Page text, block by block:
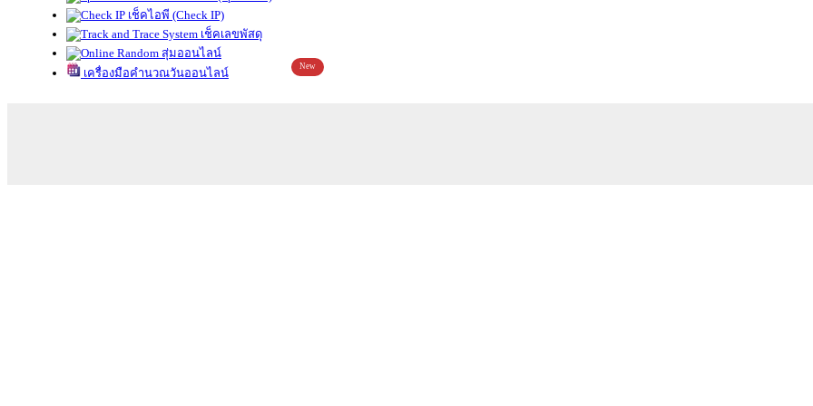
เช็คไอพี (Check IP)
เช็คเลขพัสดุ
สุ่มออนไลน์
เครื่องมือคำนวณวันออนไลน์
New